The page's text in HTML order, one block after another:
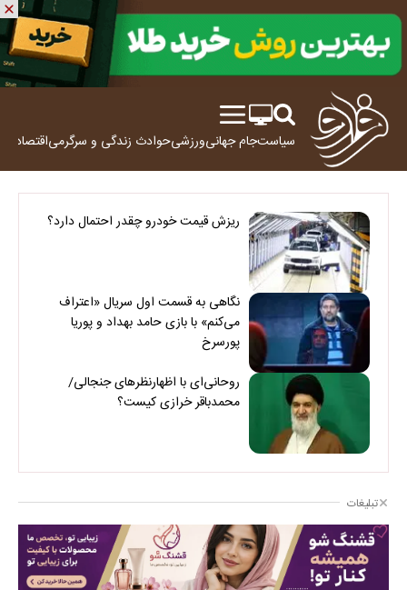
سیاستجام جهانیورزشیحوادث زندگی و سرگرمیاقتصاد
ریزش قیمت خودرو چقدر احتمال دارد؟
نگاهی به قسمت اول سریال «اعتراف
می‌کنم» با بازی حامد بهداد و پوریا
پورسرخ
روحانی‌ای با اظهارنظرهای جنجالی/
محمدباقر خرازی کیست؟
تبلیغات